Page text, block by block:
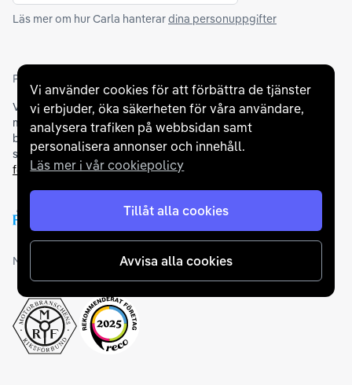
Vi använder cookies för att förbättra de tjänster
vi erbjuder, öka säkerheten för våra användare,
analysera trafiken på webbsidan samt
personalisera annonser och innehåll.
Läs mer i vår cookiepolicy
Tillåt alla cookies
Avvisa alla cookies
Läs mer om hur Carla hanterardina personuppgifter
Partners och betallösningar
Vi samarbetar medflertalet banker för att erbjuda dig bästa
möjliga finansieringslösning och stödjer en rad olika
betalningsmetoder. För att du ska känna dig trygg vid ditt köp
samarbetar vi med Folksam och AutoConcept gällande
försäkringar och garantier.
Medlemskap och utmärkelser